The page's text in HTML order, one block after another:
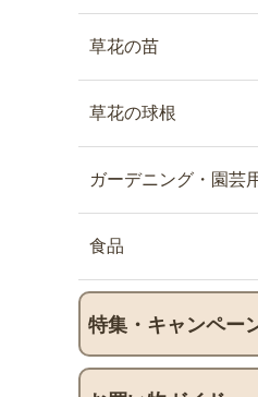
草花の苗
草花の球根
ガーデニング・園芸
食品
特集・キャンペー